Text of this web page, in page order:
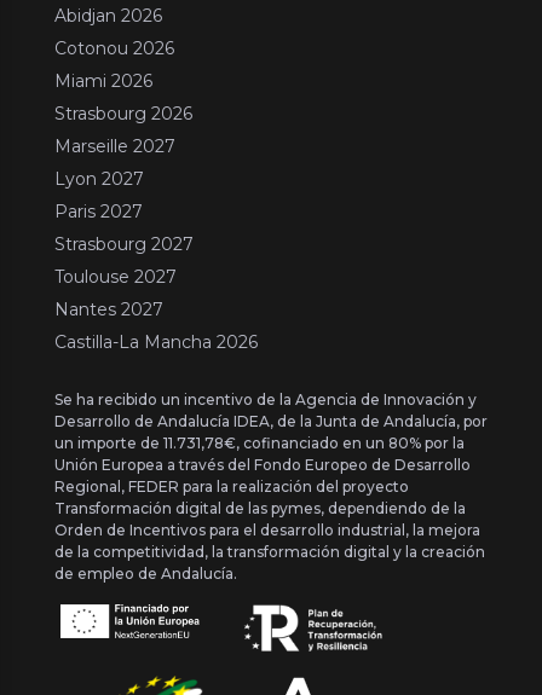
Abidjan 2026
Cotonou 2026
Miami 2026
Strasbourg 2026
Marseille 2027
Lyon 2027
Paris 2027
Strasbourg 2027
Toulouse 2027
Nantes 2027
Castilla-La Mancha 2026
Se ha recibido un incentivo de la Agencia de Innovación y
Desarrollo de Andalucía IDEA, de la Junta de Andalucía, por
un importe de 11.731,78€, cofinanciado en un 80% por la
Unión Europea a través del Fondo Europeo de Desarrollo
Regional, FEDER para la realización del proyecto
Transformación digital de las pymes, dependiendo de la
Orden de Incentivos para el desarrollo industrial, la mejora
de la competitividad, la transformación digital y la creación
de empleo de Andalucía.